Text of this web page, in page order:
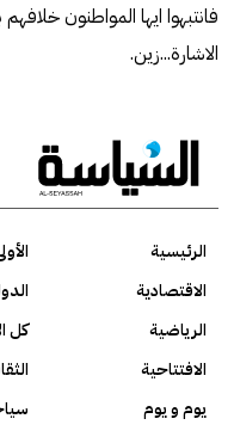
فانتبهوا ايها المواطنون
الاشارة...زين.
الرئيسية
الاقتصادية
الرياضية
كل
الافتتاحية
يوم و يوم